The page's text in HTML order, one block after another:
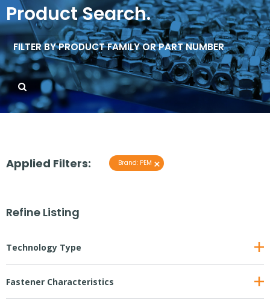
Product Search.
Applied Filters: Brand: PEM ×
Refine Listing
Technology Type
Fastener Characteristics